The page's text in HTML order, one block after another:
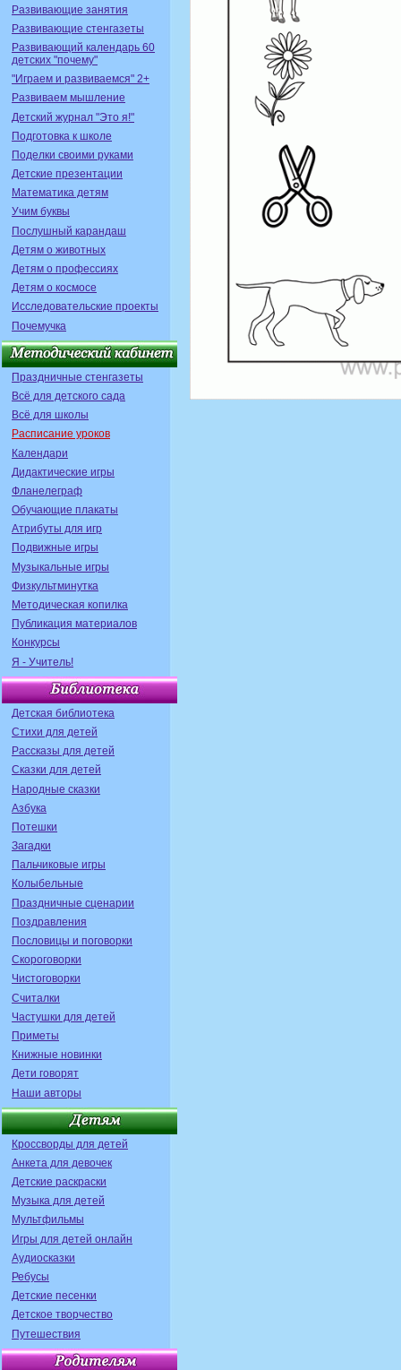
Развивающие занятия
Развивающие стенгазеты
Развивающий календарь 60
детских "почему"
"Играем и развиваемся" 2+
Развиваем мышление
Детский журнал "Это я!"
Подготовка к школе
Поделки своими руками
Детские презентации
Математика детям
Учим буквы
Послушный карандаш
Детям о животных
Детям о профессиях
Детям о космосе
Исследовательские проекты
Почемучка
Праздничные стенгазеты
Всё для детского сада
Всё для школы
Расписание уроков
Календари
Дидактические игры
Фланелеграф
Обучающие плакаты
Атрибуты для игр
Подвижные игры
Музыкальные игры
Физкультминутка
Методическая копилка
Публикация материалов
Конкурсы
Я - Учитель!
Детская библиотека
Стихи для детей
Рассказы для детей
Сказки для детей
Народные сказки
Азбука
Потешки
Загадки
Пальчиковые игры
Колыбельные
Праздничные сценарии
Поздравления
Пословицы и поговорки
Скороговорки
Чистоговорки
Считалки
Частушки для детей
Приметы
Книжные новинки
Дети говорят
Наши авторы
Кроссворды для детей
Анкета для девочек
Детские раскраски
Музыка для детей
Мультфильмы
Игры для детей онлайн
Аудиосказки
Ребусы
Детские песенки
Детское творчество
Путешествия